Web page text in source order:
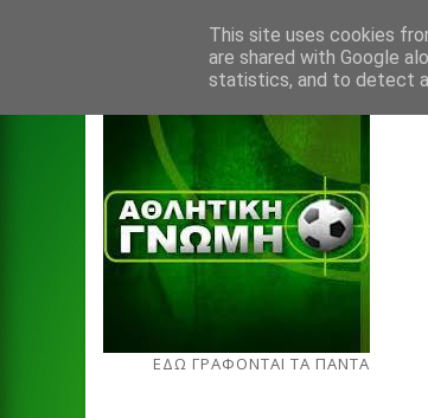
ΕΔΩ ΓΡΑΦΟΝΤΑΙ ΤΑ ΠΑΝΤΑ
This site uses cookies
are shared with Google
statistics, and to detect